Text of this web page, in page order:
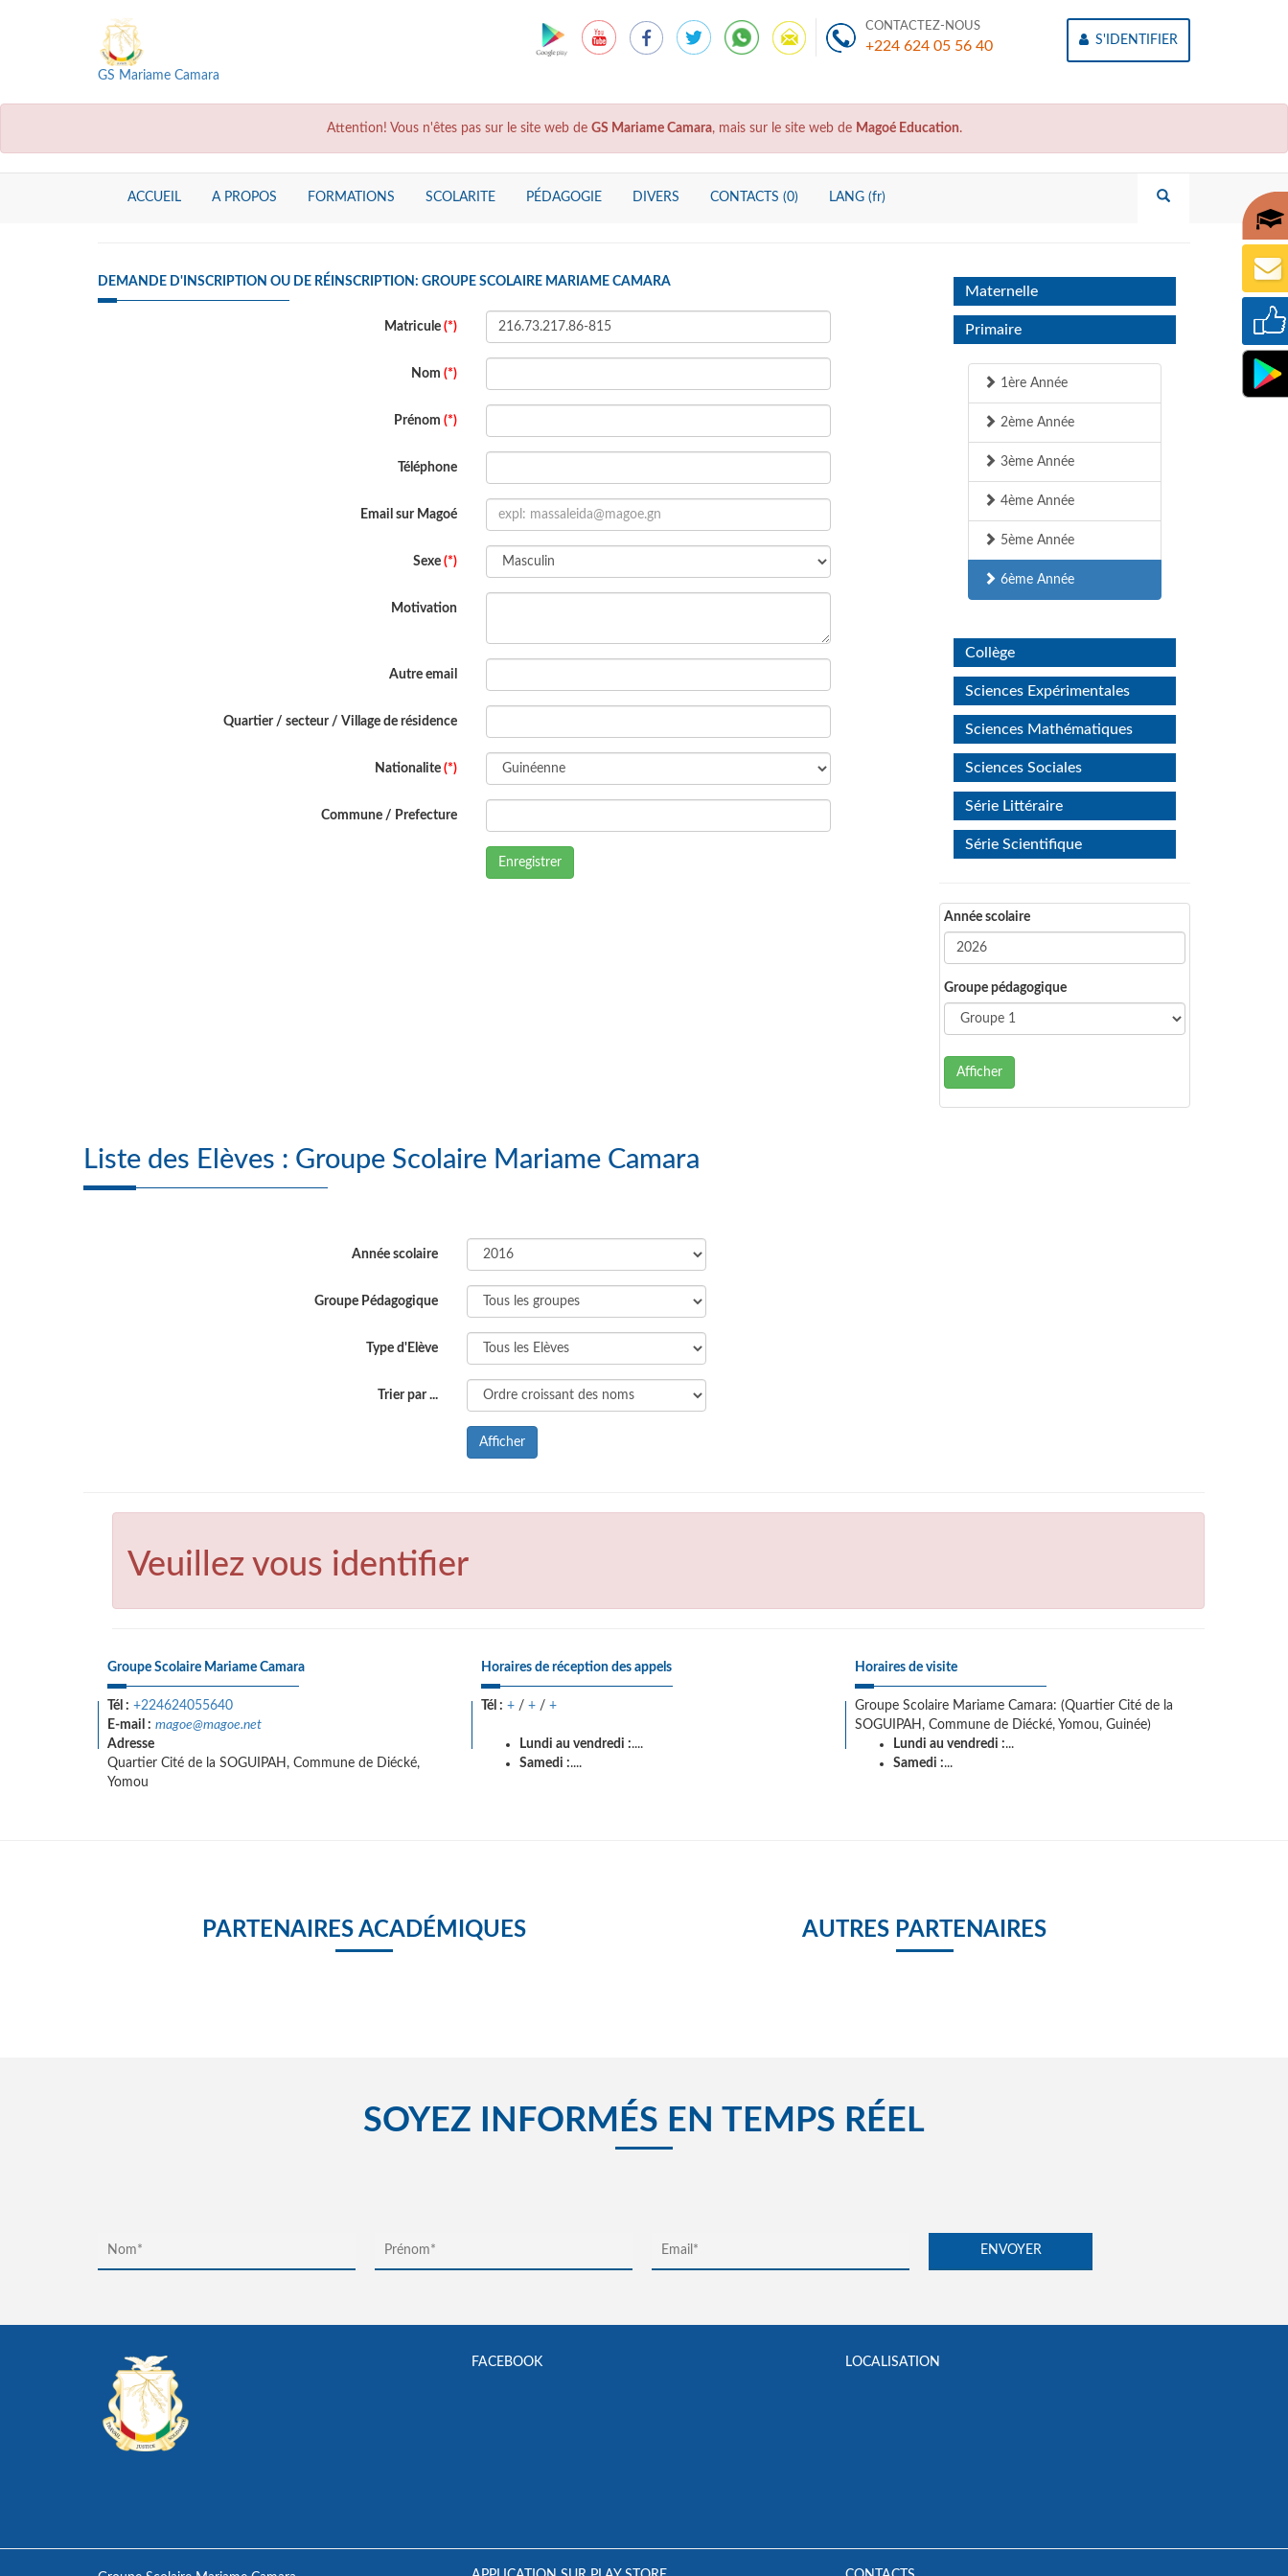
GS Mariame Camara
CONTACTEZ-NOUS
+224 624 05 56 40 S'IDENTIFIER
Attention! Vous n'êtes pas sur le site web de GS Mariame Camara, mais sur le site web de Magoé Education.
ACCUEIL A PROPOS FORMATIONS SCOLARITE PÉDAGOGIE DIVERS CONTACTS (0) LANG (fr)
DEMANDE D'INSCRIPTION OU DE RÉINSCRIPTION: GROUPE SCOLAIRE MARIAME CAMARA
Matricule (*)
Nom (*)
Prénom (*)
Téléphone
Email sur Magoé
Sexe (*)
Motivation
Autre email
Quartier / secteur / Village de résidence
Nationalite (*)
Commune / Prefecture
Enregistrer
Maternelle
Primaire
1ère Année
2ème Année
3ème Année
4ème Année
5ème Année
6ème Année
Collège
Sciences Expérimentales
Sciences Mathématiques
Sciences Sociales
Série Littéraire
Série Scientifique
Année scolaire
Groupe pédagogique
Afficher
Liste des Elèves : Groupe Scolaire Mariame Camara
Année scolaire
Groupe Pédagogique
Type d'Elève
Trier par ...
Afficher
Veuillez vous identifier
Groupe Scolaire Mariame Camara
Tél : +224624055640
E-mail : magoe@magoe.net
Adresse
Quartier Cité de la SOGUIPAH, Commune de Diécké,
Yomou
Horaires de réception des appels
Tél : + / + / +
Lundi au vendredi :....
Samedi :....
Horaires de visite
Groupe Scolaire Mariame Camara: (Quartier Cité de la
SOGUIPAH, Commune de Diécké, Yomou, Guinée)
Lundi au vendredi :...
Samedi :...
PARTENAIRES ACADÉMIQUES AUTRES PARTENAIRES
SOYEZ INFORMÉS EN TEMPS RÉEL
FACEBOOK LOCALISATION